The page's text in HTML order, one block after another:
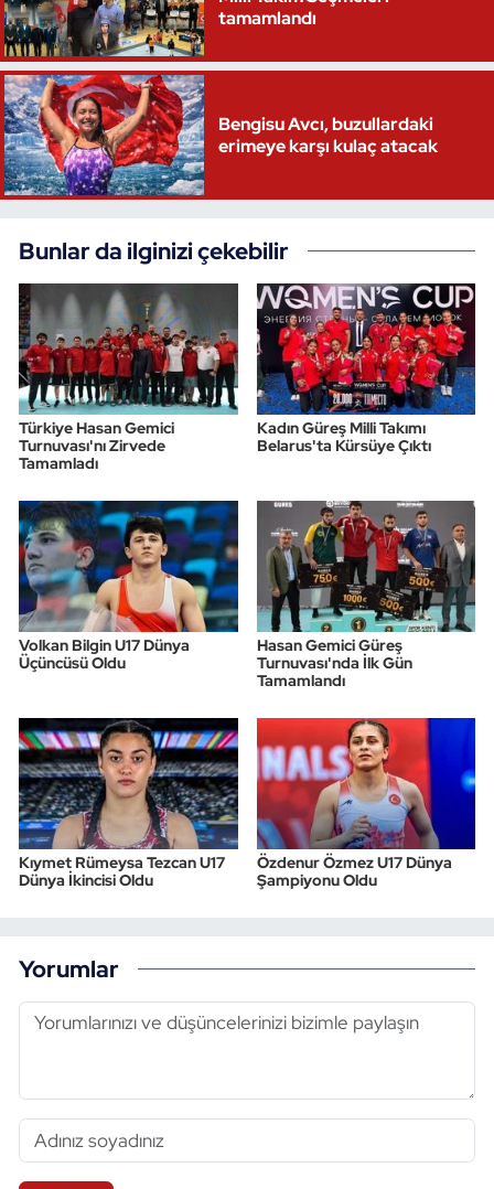
tamamlandı
Bengisu Avcı, buzullardaki
erimeye karşı kulaç atacak
Bunlar da ilginizi çekebilir
Türkiye Hasan Gemici
Turnuvası'nı Zirvede
Tamamladı
Kadın Güreş Milli Takımı
Belarus'ta Kürsüye Çıktı
Volkan Bilgin U17 Dünya
Üçüncüsü Oldu
Hasan Gemici Güreş
Turnuvası'nda İlk Gün
Tamamlandı
Kıymet Rümeysa Tezcan U17
Dünya İkincisi Oldu
Özdenur Özmez U17 Dünya
Şampiyonu Oldu
Yorumlar
Triatlon
Voleybol
Vücut Geliştirme Fitness
Yüzme